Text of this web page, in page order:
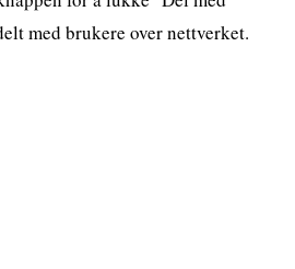
med brukere over nettverket.